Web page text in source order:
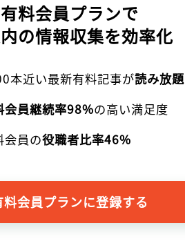
有料会員プランで
の情報収集を効率化
本近い最新有料記事が読み放題
会員継続率98%の高い満足度
会員の役職者比率46%
料会員プランに登録する